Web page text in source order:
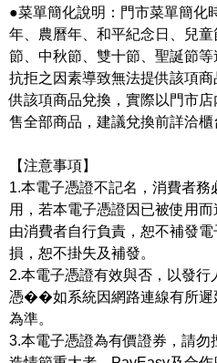
●菜單簡化說明：門市菜單簡化
年、農曆年、和平紀念日、兒
節、中秋節、雙十節、聖誕節
抗拒之因素導致無法提供該項
供該項商品兌換，實際以門市
售全部商品，建議兌換前詳洽櫃
【注意事項】
1.本電子憑證不記名，消費者務
用，若本電子憑證因已被使用
由消費者自行負責，恕不補發
損，恕不掛失及補發。
2.本電子憑證有效與否，以發
憑��如系統因網路連線有所遲
為準。
3.本電子憑證為有價證券，請勿